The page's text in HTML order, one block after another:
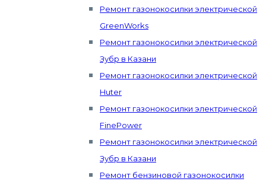
Ремонт газонокосилки электрической
GreenWorks
Ремонт газонокосилки электрической
Зубр в Казани
Ремонт газонокосилки электрической
Huter
Ремонт газонокосилки электрической
FinePower
Ремонт газонокосилки электрической
Зубр в Казани
Ремонт бензиновой газонокосилки